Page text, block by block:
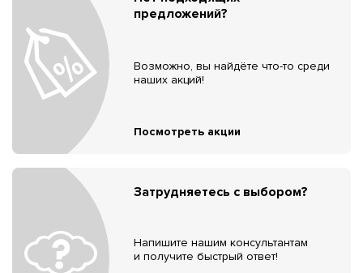
предложений?
Возможно, вы найдёте что-то среди
наших акций!
Посмотреть акции
Затрудняетесь с выбором?
Напишите нашим консультантам
и получите быстрый ответ!